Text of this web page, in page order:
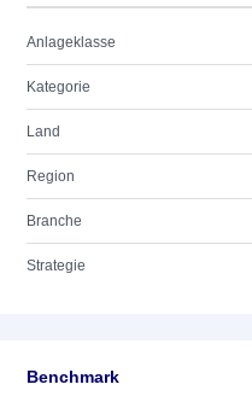
Anlageklasse
Kategorie
Land
Region
Branche
Strategie
Benchmark